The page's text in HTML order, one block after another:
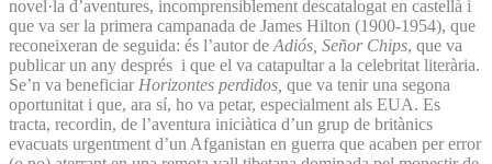
novel·la d’aventures, incomprensiblement descatalogat en castellà i
que va ser la primera campanada de James Hilton (1900-1954), que
reconeixeran de seguida: és l’autor de Adiós, Señor Chips, que va
publicar un any després i que el va catapultar a la celebritat literària.
Se’n va beneficiar Horizontes perdidos, que va tenir una segona
oportunitat i que, ara sí, ho va petar, especialment als EUA. Es
tracta, recordin, de l’aventura iniciàtica d’un grup de britànics
evacuats urgentment d’un Afganistan en guerra que acaben per error